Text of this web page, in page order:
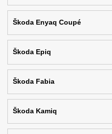
Škoda Enyaq Coupé
Škoda Epiq
Škoda Fabia
Škoda Kamiq